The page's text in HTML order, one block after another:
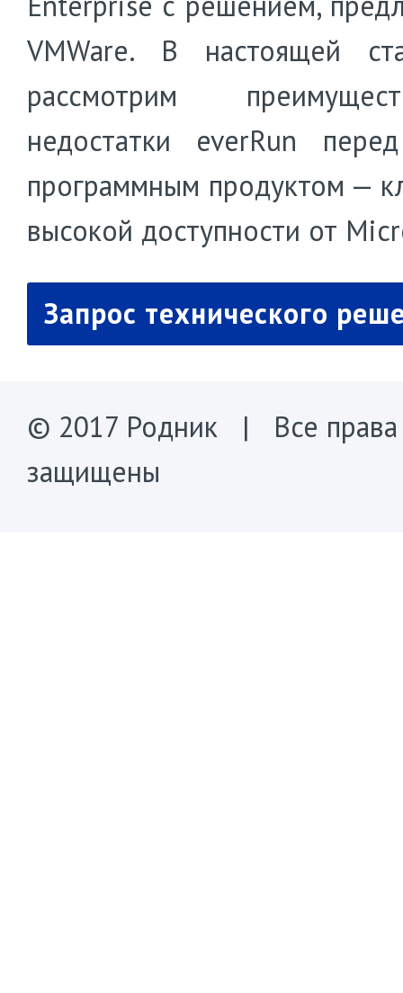
VMWare. В настоящей
рассмотрим
недостатки everRun
программным продуктом —
высокой доступности от
Запрос технического
© 2017 Родник | Все права
защищены